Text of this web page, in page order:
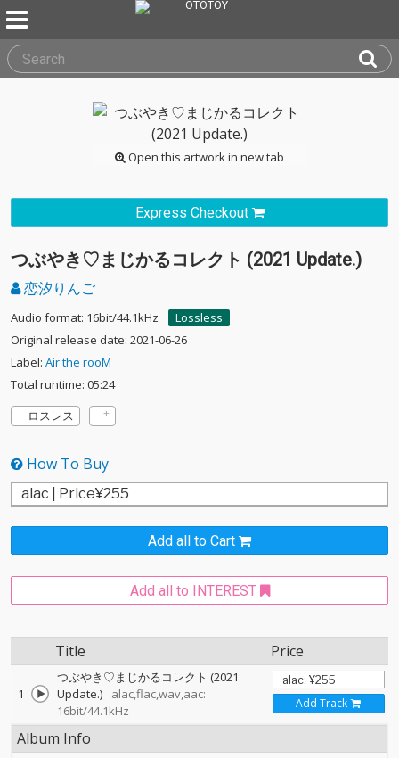
Open this artwork in new tab
Express Checkout
つぶやき♡まじかるコレクト (2021 Update.)
恋汐りんご
Audio format: 16bit/44.1kHz
Lossless
Original release date: 2021-06-26
Label: Air the rooM
Total runtime: 05:24
ロスレス
How To Buy
Add all to Cart
Add all to INTEREST
Title Price
1
つぶやき♡まじかるコレクト (2021
Update.)
alac,flac,wav,aac:
16bit/44.1kHz
Add Track
Album Info